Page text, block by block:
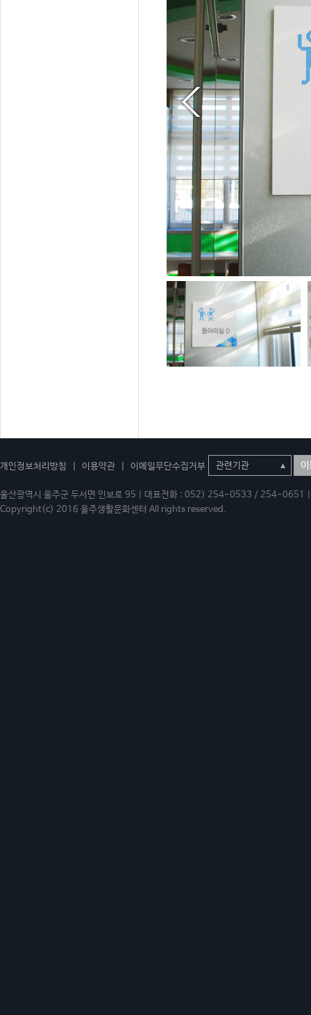
개인정보처리방침 이용약관 이메일무단수집거부 이
울산광역시 울주군 두서면 인보로 95 | 대표전화 : 052) 254-0533 / 254-
Copyright(c) 2016 울주생활문화센터 All rights reserved.